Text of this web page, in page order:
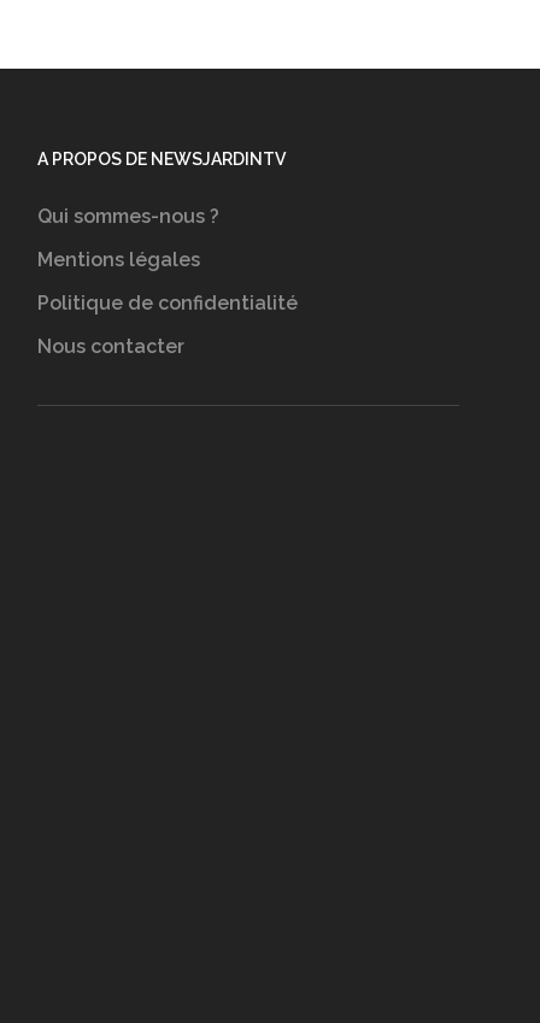
A PROPOS DE NEWSJARDINTV
Qui sommes-nous ?
Mentions légales
Politique de confidentialité
Nous contacter